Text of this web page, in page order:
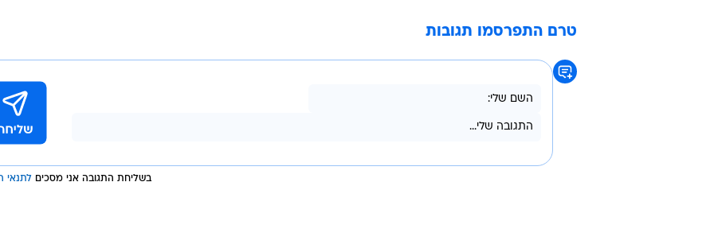
טרם התפרסמו תגובות
בשליחת התגובה אני מסכים לתנאי